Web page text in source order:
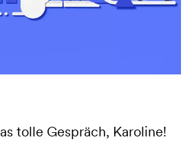
tolle Gespräch, Karoline!